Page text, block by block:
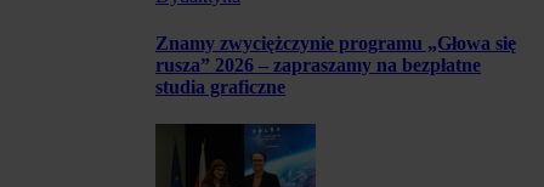
Znamy zwyciężczynie programu „Głowa się
rusza” 2026 – zapraszamy na bezpłatne
studia graficzne